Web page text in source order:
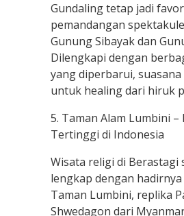
Gundaling tetap jadi
pemandangan
Gunung Sibayak dan
Dilengkapi dengan
yang diperbarui, suasana
untuk healing dari hiruk
5. Taman Alam Lumbini –
Tertinggi di Indonesia
Wisata religi di Berastagi
lengkap dengan hadirnya
Taman Lumbini, replika
Shwedagon dari